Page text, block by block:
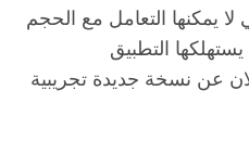
لا يمكنها التعامل مع الحجم
يستهلكها التطبيق
عن نسخة جديدة تجريبية